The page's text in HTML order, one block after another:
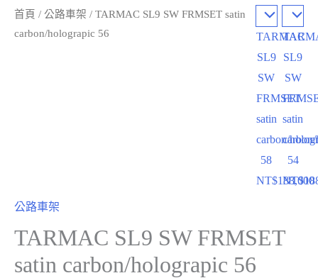
TARMAC
SL9
SW
FRMSET
satin
carbon/
58
NT$188,000
SL9
SW
satin
54
NT$
首頁 / 公路車架 / TARMAC SL9 SW FRMSET satin
carbon/holograpic 56
公路車架
TARMAC SL9 SW FRMSET
satin carbon/holograpic 56